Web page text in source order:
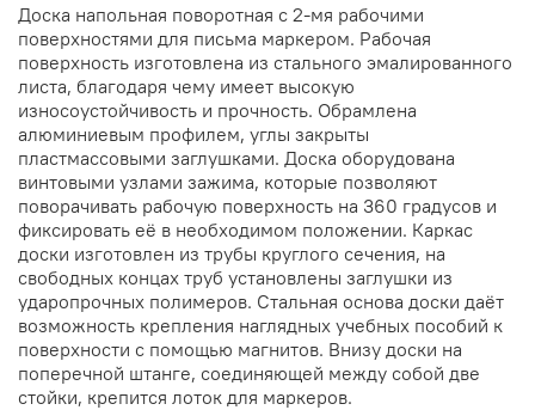
Доска напольная поворотная с 2-мя рабочими
поверхностями для письма маркером. Рабочая
поверхность изготовлена из стального эмалированного
листа, благодаря чему имеет высокую
износоустойчивость и прочность. Обрамлена
алюминиевым профилем, углы закрыты
пластмассовыми заглушками. Доска оборудована
винтовыми узлами зажима, которые позволяют
поворачивать рабочую поверхность на 360 градусов и
фиксировать её в необходимом положении. Каркас
доски изготовлен из трубы круглого сечения, на
свободных концах труб установлены заглушки из
ударопрочных полимеров. Стальная основа доски даёт
возможность крепления наглядных учебных пособий к
поверхности с помощью магнитов. Внизу доски на
поперечной штанге, соединяющей между собой две
стойки, крепится лоток для маркеров.